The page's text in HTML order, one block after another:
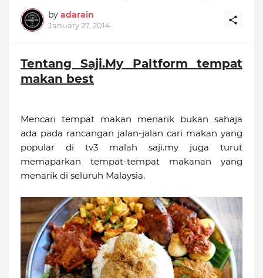
by adarain
January 27, 2014
Tentang Saji.My Paltform tempat
makan best
Mencari tempat makan menarik bukan sahaja
ada pada rancangan jalan-jalan cari makan yang
popular di tv3 malah saji.my juga turut
memaparkan tempat-tempat makanan yang
menarik di seluruh Malaysia.